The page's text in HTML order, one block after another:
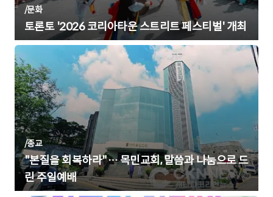
/문화
토론토 '2026 코리아타운 스트리트 페스티벌' 개최
/종교
"본질을 회복하라"… 목민교회, 말씀과 나눔으로 드
린 주일예배